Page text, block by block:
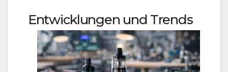
Entwicklungen und Trends